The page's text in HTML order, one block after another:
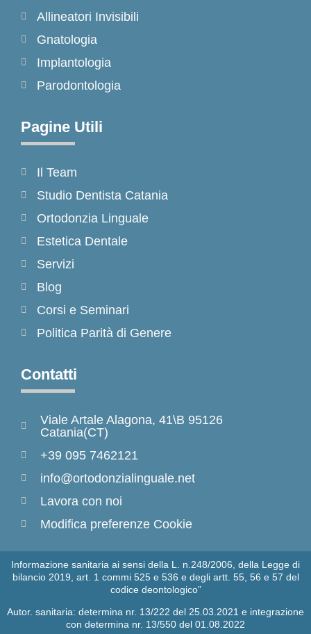
-
f
m
Allineatori Invisibili
Gnatologia
Implantologia
Parodontologia
Pagine Utili
Il Team
Studio Dentista Catania
Ortodonzia Linguale
Estetica Dentale
Servizi
Blog
Corsi e Seminari
Politica Parità di Genere
Contatti
Viale Artale Alagona, 41\B 95126
Catania(CT)
+39 095 7462121
info@ortodonzialinguale.net
Lavora con noi
Modifica preferenze Cookie
Informazione sanitaria ai sensi della L. n.248/2006, della Legge di
bilancio 2019, art. 1 commi 525 e 536 e degli artt. 55, 56 e 57 del
codice deontologico”
Autor. sanitaria: determina nr. 13/222 del 25.03.2021 e integrazione
con determina nr. 13/550 del 01.08.2022